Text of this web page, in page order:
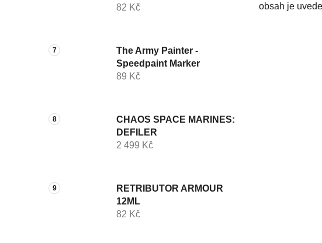
82 Kč
The Army Painter -
Speedpaint Marker
89 Kč
CHAOS SPACE MARINES:
DEFILER
2 499 Kč
RETRIBUTOR ARMOUR
12ML
82 Kč
obsah je